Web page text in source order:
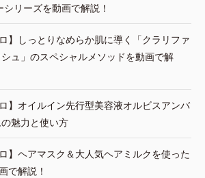
リーズを動画で解説！
】しっとりなめらか肌に導く「クラリファ
ュ」のスペシャルメソッドを動画で解
】オイルイン先行型美容液オルビスアンバ
魅力と使い方
】ヘアマスク＆大人気ヘアミルクを使った
で解説！